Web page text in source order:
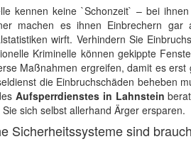
kennen keine `Schonzeit` – bei
machen es ihnen Einbrechern
wirft. Verhindern Sie
Kriminelle können gekippte
Maßnahmen ergreifen, damit es
die Einbruchschäden beheben
Aufsperrdienstes in Lahnstein
sich selbst allerhand Ärger ersparen.
Sicherheitssysteme sind